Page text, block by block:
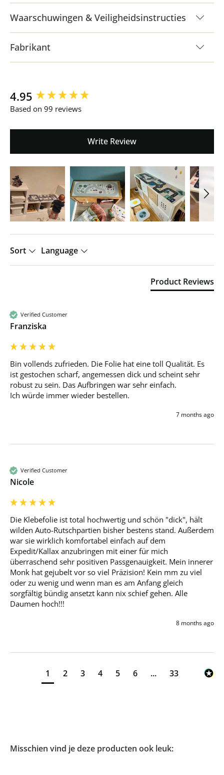
Waarschuwingen & Veiligheidsinstructies
Fabrikant
4.95
Based on 99 reviews
Write Review
Sort Language
Product Reviews
Verified Customer
Franziska
Bin vollends zufrieden. Die Folie hat eine toll Qualität. Es
ist gestochen scharf, angemessen dick und scheint sehr
robust zu sein. Das Aufbringen war sehr einfach.
Ich würde immer wieder bestellen.
7 months ago
Verified Customer
Nicole
Die Klebefolie ist total hochwertig und schön "dick", hält
wilden Auto-Rutschpartien bisher bestens stand. Außerdem
war sie wirklich komfortabel einfach auf dem
Expedit/Kallax anzubringen mit einer für mich
überraschend sehr positiven Passgenauigkeit. Mein innerer
Monk hat gejubelt vor so viel Präzision! Kein mm zu viel
oder zu wenig und wenn man es am Anfang gleich
sorgfältig bündig ansetzt kann nix schief gehen. Alle
Daumen hoch!!!
8 months ago
1 2 3 4 5 6 ... 33
New content loaded
Misschien vind je deze producten ook leuk: